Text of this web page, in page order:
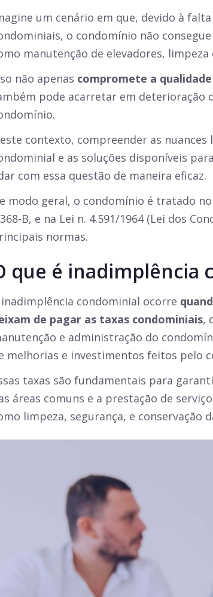
um cenário em que, devido à
o condomínio não
manutenção de elevadores, limpeza
não apenas compromete a
pode acarretar em deterioração
contexto, compreender as nuances
e as soluções disponíveis
com essa questão de maneira eficaz.
modo geral, o condomínio é tratado
B, e na Lei n. 4.591/1964 (Lei dos
normas.
que é inadimplência
inadimplência condominial ocorre
de pagar as taxas condominiais,
e administração do
melhorias e investimentos feitos pelo
taxas são fundamentais para
áreas comuns e a prestação de
limpeza, segurança, e conservação